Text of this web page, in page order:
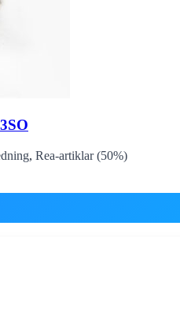
, Rea-artiklar (50%)